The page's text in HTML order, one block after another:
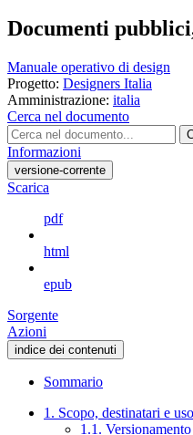
Documenti
Manuale operativo di design
Progetto: Designers Italia
Amministrazione: italia
Cerca nel documento
Informazioni
versione-corrente
Scarica
pdf
html
epub
Sorgente
Azioni
indice dei contenuti
Sommario
1. Scopo, destinatari e
1.1.